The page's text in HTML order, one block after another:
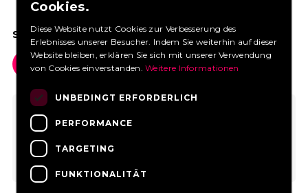
SOCIAL MEDIA
Cookies.
Diese Website nutzt Cookies zur Verbesserung des
Erlebnisses unserer Besucher. Indem Sie weiterhin auf dieser
Website bleiben, erklären Sie sich mit unserer Verwendung
von Cookies einverstanden.Weitere Informationen
UNBEDINGT ERFORDERLICH
PERFORMANCE
TARGETING
FUNKTIONALITÄT